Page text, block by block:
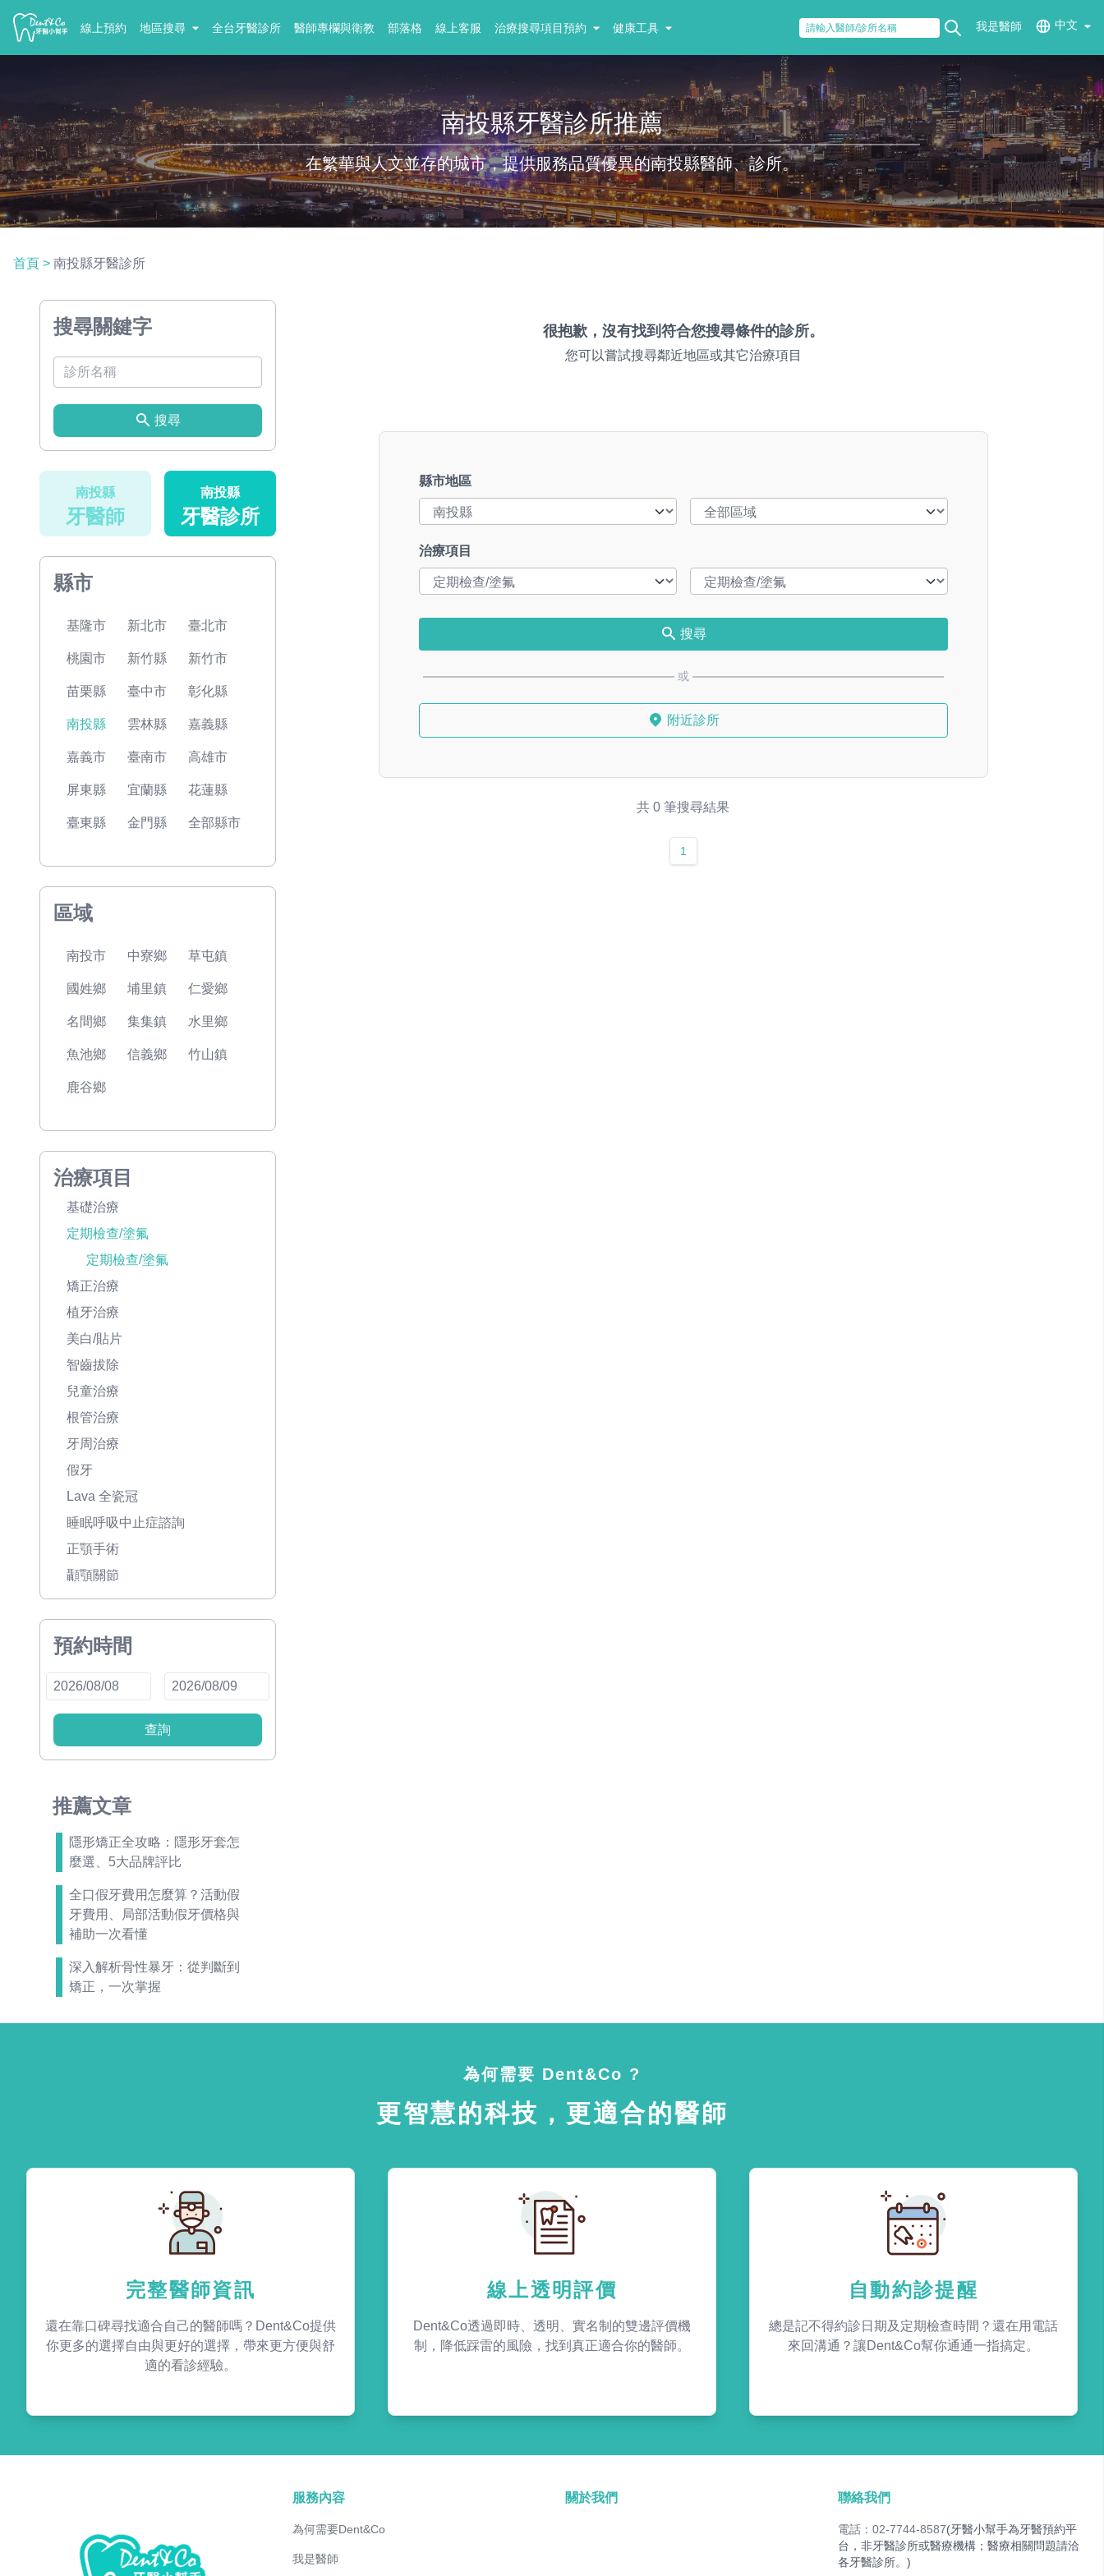
線上預約 地區搜尋 全台牙醫診所 醫師專欄與衛教 部落格 線上客服 治療搜尋項目預約 健康工具 我是醫師 中文
南投縣牙醫診所推薦
在繁華與人文並存的城市，提供服務品質優異的南投縣醫師、診所。
首頁 > 南投縣牙醫診所
搜尋關鍵字
搜尋
南投縣
牙醫師
南投縣
牙醫診所
縣市
基隆市 新北市 臺北市
桃園市 新竹縣 新竹市
苗栗縣 臺中市 彰化縣
南投縣 雲林縣 嘉義縣
嘉義市 臺南市 高雄市
屏東縣 宜蘭縣 花蓮縣
臺東縣 金門縣 全部縣市
區域
南投市 中寮鄉 草屯鎮
國姓鄉 埔里鎮 仁愛鄉
名間鄉 集集鎮 水里鄉
魚池鄉 信義鄉 竹山鎮
鹿谷鄉
治療項目
基礎治療
定期檢查/塗氟
定期檢查/塗氟
矯正治療
植牙治療
美白/貼片
智齒拔除
兒童治療
根管治療
牙周治療
假牙
Lava 全瓷冠
睡眠呼吸中止症諮詢
正顎手術
顳顎關節
預約時間
查詢
推薦文章
隱形矯正全攻略：隱形牙套怎
麼選、5大品牌評比
全口假牙費用怎麼算？活動假
牙費用、局部活動假牙價格與
補助一次看懂
深入解析骨性暴牙：從判斷到
矯正，一次掌握
很抱歉，沒有找到符合您搜尋條件的診所。
您可以嘗試搜尋鄰近地區或其它治療項目
縣市地區
治療項目
搜尋
或
附近診所
共 0 筆搜尋結果
1
為何需要 Dent&Co ?
更智慧的科技，更適合的醫師
完整醫師資訊
還在靠口碑尋找適合自己的醫師嗎？Dent&Co提供
你更多的選擇自由與更好的選擇，帶來更方便與舒
適的看診經驗。
線上透明評價
Dent&Co透過即時、透明、實名制的雙邊評價機
制，降低踩雷的風險，找到真正適合你的醫師。
自動約診提醒
總是記不得約診日期及定期檢查時間？還在用電話
來回溝通？讓Dent&Co幫你通通一指搞定。
服務內容
為何需要Dent&Co
我是醫師
關於我們 聯絡我們
電話：02-7744-8587(牙醫小幫手為牙醫預約平
台，非牙醫診所或醫療機構；醫療相關問題請洽
各牙醫診所。)